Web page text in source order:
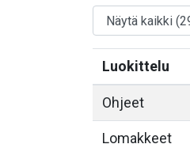
Luokittelu
Ohjeet
Lomakkeet